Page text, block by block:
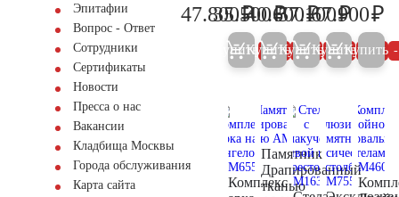
Эпитафии
Вопрос - Ответ
Сотрудники
Сертификаты
Новости
Пресса о нас
Вакансии
Кладбища Москвы
Города обслуживания
Карта сайта
50.300
47.800₽
Купить 5%
37.400
35.500₽
Купить 5%
42.700
40.600₽
Купить 5%
60.100
57.100₽
Купить 5%
67.900₽
Купить
Комплекс
Памятник
Драпированный
тканью